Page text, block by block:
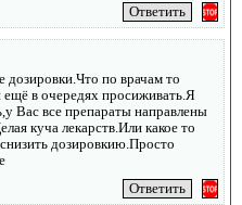
по врачам то
ещё в очередях просиживать.Я
Вас все препараты направлены
куча лекарств.Или какое то
дозировкию.Просто